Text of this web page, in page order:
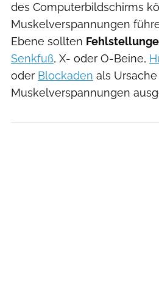
des Computerbildschirms
Muskelverspannungen
Ebene sollten
Senkfuß, X- oder O-Beine,
oder Blockaden als
Muskelverspannungen